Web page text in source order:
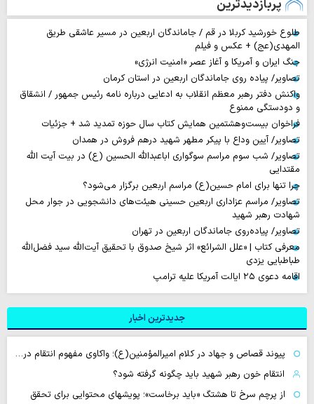
پربازدیدترین
طلوع خورشید کربلا در قم / جاماندگان اربعین در مسیر عاشقی طریق
المهدی(عج) + عکس و فیلم
جنگ ایران و آمریکا و آغاز عصر «امنیت انرژی»
تصاویر/ پیاده روی جاماندگان اربعین در استان کرمان
واکنش دفتر رهبر معظم انقلاب به ادعایی درباره نامه رئیس جمهور / انشقاق
و دودستگی ممنوع
فراخوان بیست‌وهشتمین همایش کتاب سال حوزه تمدید شد + جزئیات
تصاویر/ آیین وداع با پیکر مطهر شهید درهم فروش در همدان
تصاویر/ شب سوم مراسم سوگواری اباعبدالله الحسین (ع) در بیت آیت الله
مقتدایی
چرا تنها برای امام حسین(ع) مراسم اربعین برگزار می‌شود؟
تصاویر/ مراسم عزاداری اربعین حسینی هیئت‌های دانشجویی در جوار محل
شهادت رهبر شهید
تصاویر/ پیاده‌روی جاماندگان اربعین در تهران
معرفی کتاب | «علل الشرائع» اثر شیخ صدوق با تحقیق آیت‌الله سید فضل‌الله
طباطبایی یزدی
اقامه دعوی ۲۵ ایالت آمریکا علیه ترامپ
جدیدترین اخبار
پیوند قصاص و جهاد در کلام امیرالمؤمنین(ع)؛ واکاوی مفهوم انتقام در…
انتقام خون رهبر شهید باید چگونه گرفته شود؟
از پرچم سرخ تا هشتگ «باید برخاست»؛ پویشهای محتوایی برای تحقق